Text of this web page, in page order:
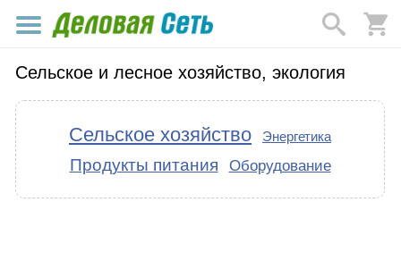
Сельское и лесное хозяйство, экология
Сельское хозяйство Энергетика
Продукты питания Оборудование